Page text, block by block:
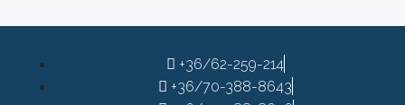
+36/62-259-214
+36/70-388-8643